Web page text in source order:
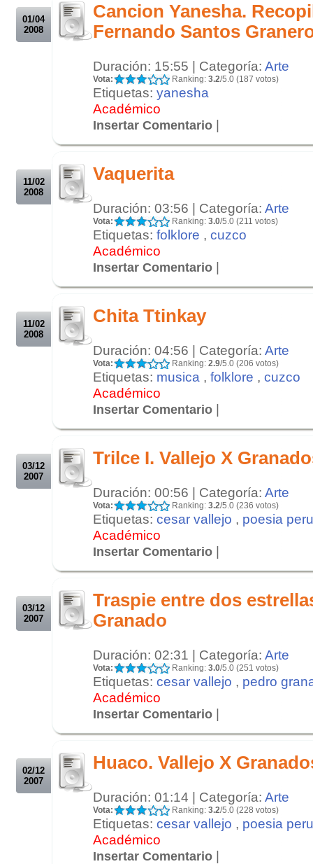
01/04
2008
Cancion Yanesha.
Fernando Santos
Duración: 15:55 | Categoría: Arte
Vota: Ranking: 3.2/5.0 (187 votos)
Etiquetas: yanesha
Académico
Insertar Comentario |
11/02
2008
Vaquerita
Duración: 03:56 | Categoría: Arte
Vota: Ranking: 3.0/5.0 (211 votos)
Etiquetas: folklore , cuzco
Académico
Insertar Comentario |
11/02
2008
Chita Ttinkay
Duración: 04:56 | Categoría: Arte
Vota: Ranking: 2.9/5.0 (206 votos)
Etiquetas: musica , folklore , cuzco
Académico
Insertar Comentario |
03/12
2007
Trilce I. Vallejo X
Duración: 00:56 | Categoría: Arte
Vota: Ranking: 3.2/5.0 (236 votos)
Etiquetas: cesar vallejo , poesia
Académico
Insertar Comentario |
03/12
2007
Traspie entre dos
Granado
Duración: 02:31 | Categoría: Arte
Vota: Ranking: 3.0/5.0 (251 votos)
Etiquetas: cesar vallejo , pedro
Académico
Insertar Comentario |
02/12
2007
Huaco. Vallejo X
Duración: 01:14 | Categoría: Arte
Vota: Ranking: 3.2/5.0 (228 votos)
Etiquetas: cesar vallejo , poesia
Académico
Insertar Comentario |